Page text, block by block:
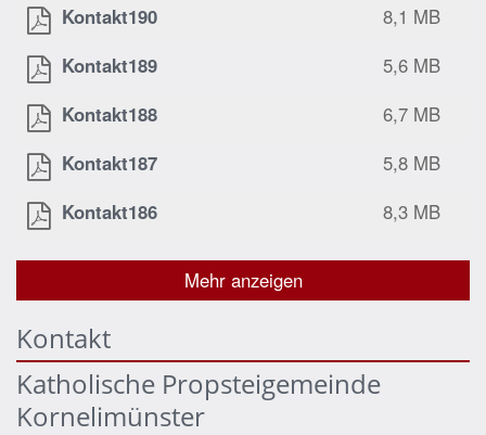
Kontakt190
8,1 MB
Kontakt189
5,6 MB
Kontakt188
6,7 MB
Kontakt187
5,8 MB
Kontakt186
8,3 MB
Mehr anzeigen
Kontakt
Katholische Propsteigemeinde
Kornelimünster